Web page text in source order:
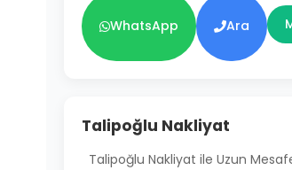
WhatsApp Ara
Talipoğlu Nakliyat
Talipoğlu Nakliyat ile Uzun